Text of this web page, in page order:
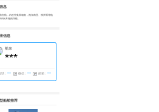
息
在航，内改外集装箱船，跑东南亚、俄罗斯等航
年6月做的坞检。
信息
船东
***
话：*** 微信：*** 邮箱： ***
船舶推荐